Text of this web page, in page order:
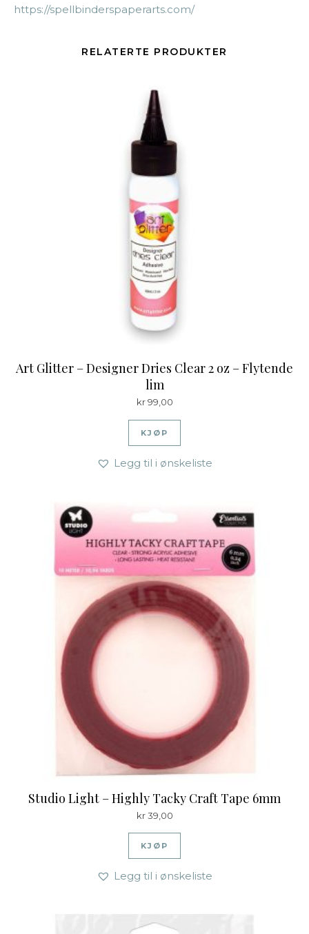
https://spellbinderspaperarts.com/
RELATERTE PRODUKTER
Art Glitter – Designer Dries Clear 2 oz – Flytende
lim
kr99,00
KJØP
Legg til i ønskeliste
Studio Light – Highly Tacky Craft Tape 6mm
kr39,00
KJØP
Legg til i ønskeliste